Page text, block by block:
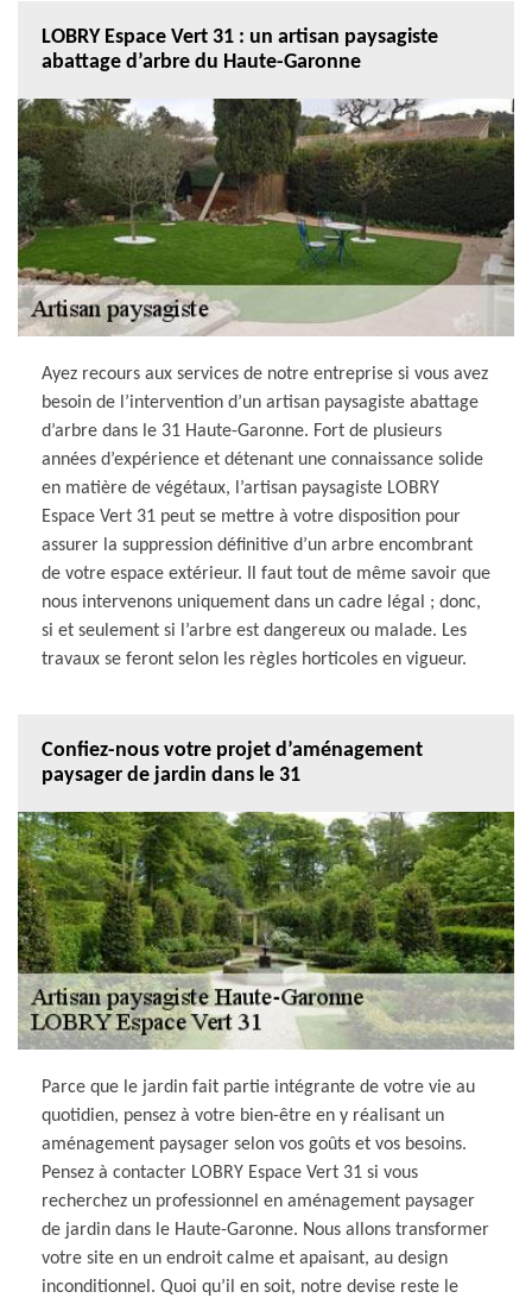
LOBRY Espace Vert 31 : un artisan paysagiste
abattage d’arbre du Haute-Garonne
Ayez recours aux services de notre entreprise si vous avez
besoin de l’intervention d’un artisan paysagiste abattage
d’arbre dans le 31 Haute-Garonne. Fort de plusieurs
années d’expérience et détenant une connaissance solide
en matière de végétaux, l’artisan paysagiste LOBRY
Espace Vert 31 peut se mettre à votre disposition pour
assurer la suppression définitive d’un arbre encombrant
de votre espace extérieur. Il faut tout de même savoir que
nous intervenons uniquement dans un cadre légal ; donc,
si et seulement si l’arbre est dangereux ou malade. Les
travaux se feront selon les règles horticoles en vigueur.
Confiez-nous votre projet d’aménagement
paysager de jardin dans le 31
Parce que le jardin fait partie intégrante de votre vie au
quotidien, pensez à votre bien-être en y réalisant un
aménagement paysager selon vos goûts et vos besoins.
Pensez à contacter LOBRY Espace Vert 31 si vous
recherchez un professionnel en aménagement paysager
de jardin dans le Haute-Garonne. Nous allons transformer
votre site en un endroit calme et apaisant, au design
inconditionnel. Quoi qu’il en soit, notre devise reste le